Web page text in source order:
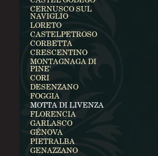
CERNUSCO SUL
NAVIGLIO
LORETO
CASTELPETROSO
CORBETTA
CRESCENTINO
MONTAGNAGA DI
PINE'
CORI
DESENZANO
FOGGIA
MOTTA DI LIVENZA
FLORENCIA
GARLASCO
GÉNOVA
PIETRALBA
GENAZZANO